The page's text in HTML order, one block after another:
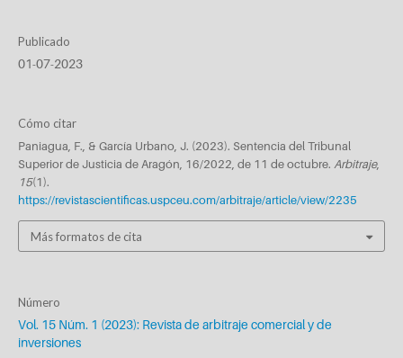
Publicado
01-07-2023
Número
Vol. 15 Núm. 1 (2023): Revista de arbitraje comercial y de
inversiones
Cómo citar
Paniagua, F., & García Urbano, J. (2023). Sentencia del Tribunal
Superior de Justicia de Aragón, 16/2022, de 11 de octubre. Arbitraje,
15(1).
https://revistascientificas.uspceu.com/arbitraje/article/view/2235
Más formatos de cita